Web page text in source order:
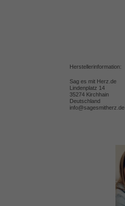
Herstellerinformation:
Sag es mit Herz.de
Lindenplatz 14
35274 Kirchhain
Deutschland
info@sagesmitherz.de